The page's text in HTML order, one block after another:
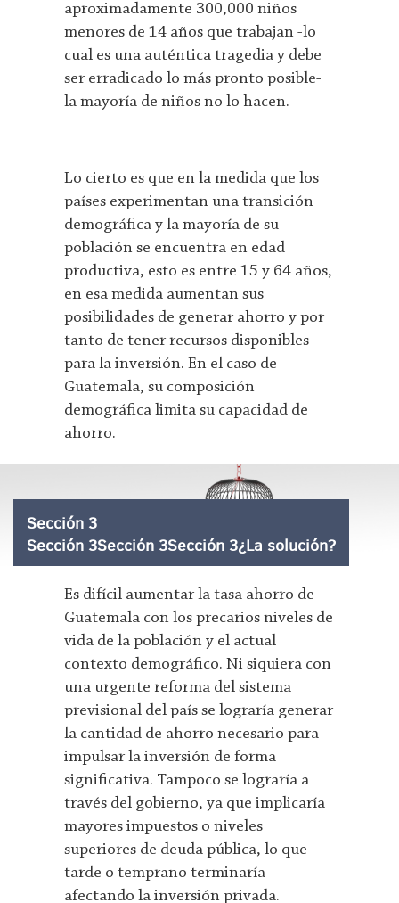
aproximadamente 300,000 niños
menores de 14 años que trabajan -lo
cual es una auténtica tragedia y debe
ser erradicado lo más pronto posible-
la mayoría de niños no lo hacen.
Lo cierto es que en la medida que los
países experimentan una transición
demográfica y la mayoría de su
población se encuentra en edad
productiva, esto es entre 15 y 64 años,
en esa medida aumentan sus
posibilidades de generar ahorro y por
tanto de tener recursos disponibles
para la inversión. En el caso de
Guatemala, su composición
demográfica limita su capacidad de
ahorro.
Sección 3
Sección 3Sección 3Sección 3¿La solución?
Es difícil aumentar la tasa ahorro de
Guatemala con los precarios niveles de
vida de la población y el actual
contexto demográfico. Ni siquiera con
una urgente reforma del sistema
previsional del país se lograría generar
la cantidad de ahorro necesario para
impulsar la inversión de forma
significativa. Tampoco se lograría a
través del gobierno, ya que implicaría
mayores impuestos o niveles
superiores de deuda pública, lo que
tarde o temprano terminaría
afectando la inversión privada.